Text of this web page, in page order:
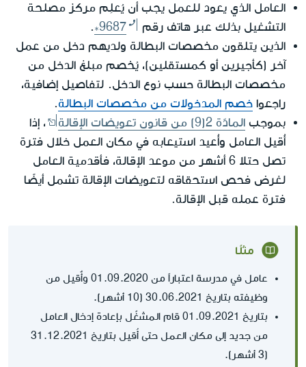
العامل الذي يعود للعمل يجب أن يُعلِم مركز مصلحة
التشغيل بذلك عبر هاتف رقم
*9687
.
الذين يتلقون مخصصات البطالة ولديهم دخل من عمل
آخر (كأجيرين أو كمستقلين)، يُخصم مبلغ الدخل من
مخصصات البطالة حسب نوع الدخل. لتفاصيل إضافية،
راجعوا خصم المدخولات من مخصصات البطالة.
بموجب المادّة 2(9) من قانون تعويضات الإقالة
، إذا
أُقيل العامل وأُعيد استيعابه في مكان العمل خلال فترة
تصل حتلا 6 أشهر من موعد الإقالة، فأقدمية العامل
لغرض فحص استحقاقه لتعويضات الإقالة تشمل أيضًا
فترة عمله قبل الإقالة.
مثلًا
عامل في مدرسة اعتباراً من 01.09.2020 وأٌقيل من
وظيفته بتاريخ 30.06.2021 (10 أشهر).
بتاريخ 01.09.2021 قام المشغّل بإعادة إدخال العامل
من جديد إلى مكان العمل حتى أُقيل بتاريخ 31.12.2021
(3 أشهر).